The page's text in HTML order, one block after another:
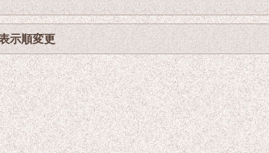
示順変更